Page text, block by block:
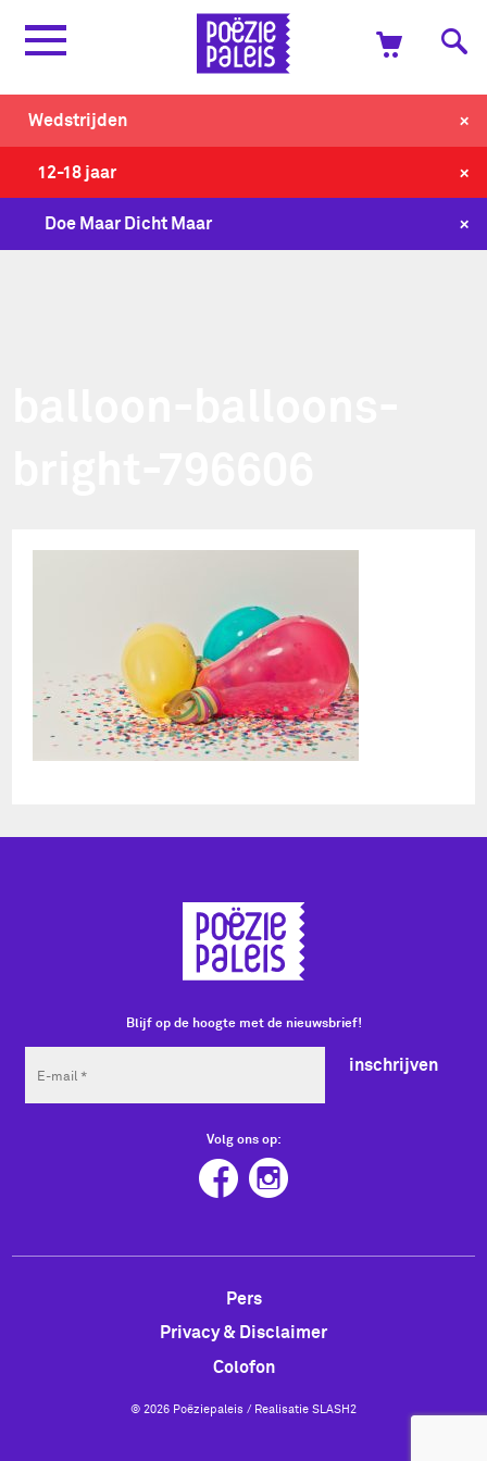
Wedstrijden +
12-18 jaar +
Doe Maar Dicht Maar +
Blijf op de hoogte met de nieuwsbrief!
inschrijven
Volg ons op:
Pers
Privacy & Disclaimer
Colofon
© 2026 Poëziepaleis / Realisatie SLASH2